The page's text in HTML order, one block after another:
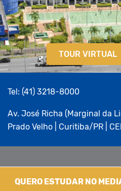
TOUR VIRTUAL
Tel: (41) 3218-8000
Av. José Richa (Marginal da
Prado Velho | Curitiba/PR |
QUERO ESTUDAR NO